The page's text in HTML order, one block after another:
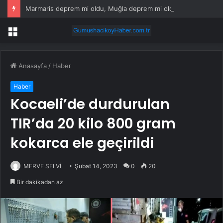
Menü
Anasayfa / Haber
Haber
Kocaeli’de durdurulan
TIR’da 20 kilo 800 gram
kokarca ele geçirildi
MERVE SELVİ Şubat 14, 2023 0 20
Bir dakikadan az